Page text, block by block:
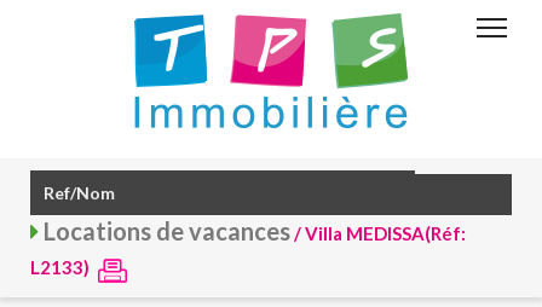
Locations de vacances/ Villa MEDISSA(Réf:
L2133)